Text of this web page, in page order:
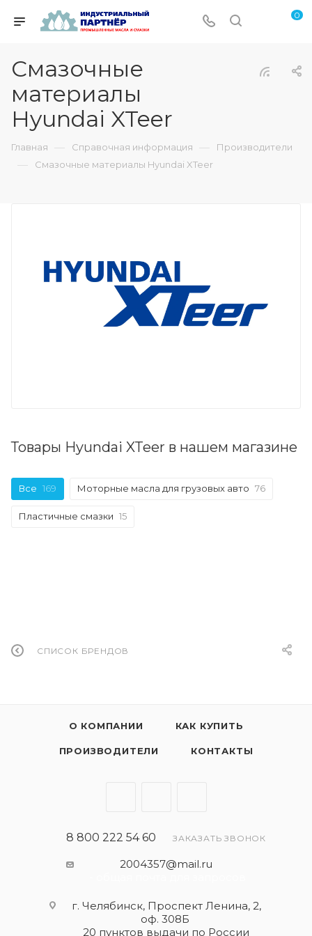
0
Смазочные
материалы
Hyundai XTeer
Главная — Справочная информация — Производители
— Смазочные материалы Hyundai XTeer
Товары Hyundai XTeer в нашем магазине
Все 169 Моторные масла для грузовых авто 76
Пластичные смазки 15
СПИСОК БРЕНДОВ
О КОМПАНИИ КАК КУПИТЬ
ПРОИЗВОДИТЕЛИ КОНТАКТЫ
8 800 222 54 60 ЗАКАЗАТЬ ЗВОНОК
2004357@mail.ru
г. Челябинск, Проспект Ленина, 2,
оф. 308Б
20 пунктов выдачи по России